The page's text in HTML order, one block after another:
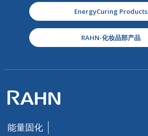
EnergyCuring Products
RAHN-化妆品部产品
能量固化